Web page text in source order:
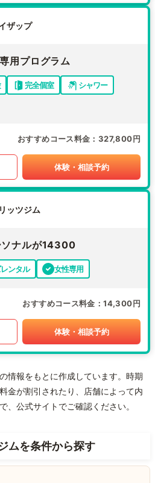
ザップ
用プログラム
完全個室
シャワー
おすすめコース料金 327,800円
体験・相談予約
ッツジム
ソナルが14300
ンタル 女性専用
おすすめコース料金 14,300円
体験・相談予約
情報をもとに作成しています。時期
金が割引されたり、店舗によって内
、公式サイトでご確認ください。
ムを条件から探す